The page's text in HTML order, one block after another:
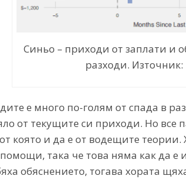
Синьо – приходи от заплати и
разходи.
е много по-голям от спада в
от текущите си приходи. Но все
която и да е от водещите теории.
така че това няма как да е
обяснението, тогава хората